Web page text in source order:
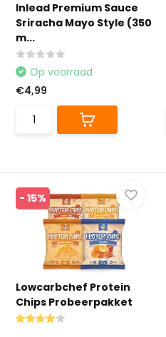
Inlead Premium Sauce
Sriracha Mayo Style (350
m...
Op voorraad
€4,99
- 15%
Lowcarbchef Protein
Chips Probeerpakket